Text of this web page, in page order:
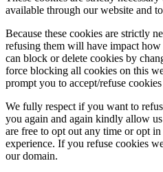
available through our website and
Because these cookies are strictly
refusing them will have impact
can block or delete cookies by
force blocking all cookies on this
prompt you to accept/refuse
We fully respect if you want to
you again and again kindly allow
are free to opt out any time or opt
experience. If you refuse cookies
our domain.